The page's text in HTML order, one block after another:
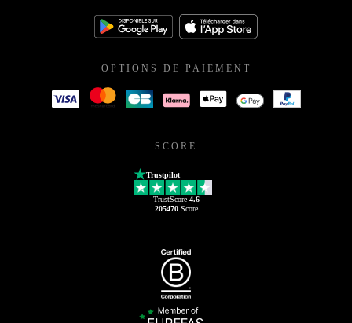
OPTIONS DE PAIEMENT
SCORE
Trustpilot
TrustScore 4.6
205470Score